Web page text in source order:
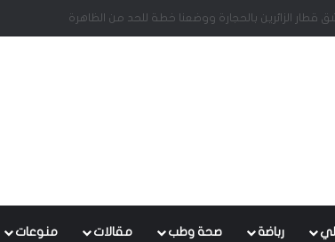
رباضة صحة وطب مقالات منوعات